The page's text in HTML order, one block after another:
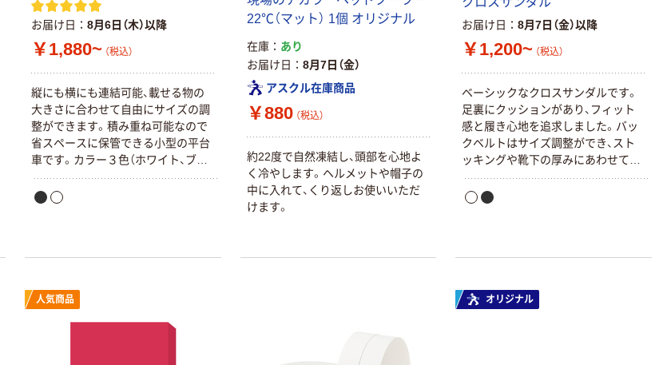
お届け日 8月6日（木）以降
￥1,880~ （税込）
縦にも横にも連結可能、載せる物の
大きさに合わせて自由にサイズの調
整ができます。積み重ね可能なので
省スペースに保管できる小型の平台
車です。カラー３色（ホワイト、ブラ
ック、カーキ）、キャスター２種類（エ
ラストマー、ナイロン）からお好みの
22℃（マット） 1個 オリジナル
在庫
あり
お届け日
8月7日（金）
アスクル在庫商品
￥880 （税込）
約22度で自然凍結し、頭部を心地よ
く冷やします。ヘルメットや帽子の
中に入れて、くり返しお使いいただ
けます。
お届け日 8月7日（金）以降
￥1,200~ （税込）
ベーシックなクロスサンダルです。
足裏にクッションがあり、フィット
感と履き心地を追求しました。バッ
クベルトはサイズ調整ができ、スト
ッキングや靴下の厚みにあわせて足
をしっかり固定。ベルト裏部分は、ス
トレッチゴム入りで足入れがスムー
人気商品 オリジナル